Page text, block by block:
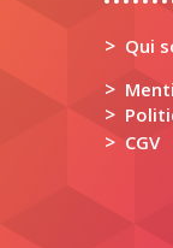
> Qui
>
>
> CGV